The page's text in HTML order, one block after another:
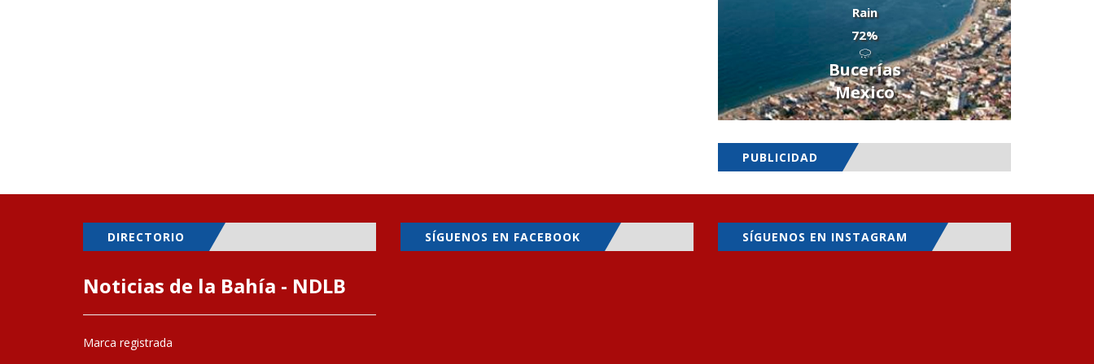
Rain
72%
Bucerías
Mexico
PUBLICIDAD
DIRECTORIO
Noticias de la Bahía - NDLB
Marca registrada
SÍGUENOS EN FACEBOOK SÍGUENOS EN INSTAGRAM